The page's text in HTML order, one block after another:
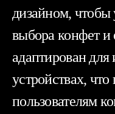
дизайном, чтобы
выбора конфет и
адаптирован
устройствах, что
пользователям